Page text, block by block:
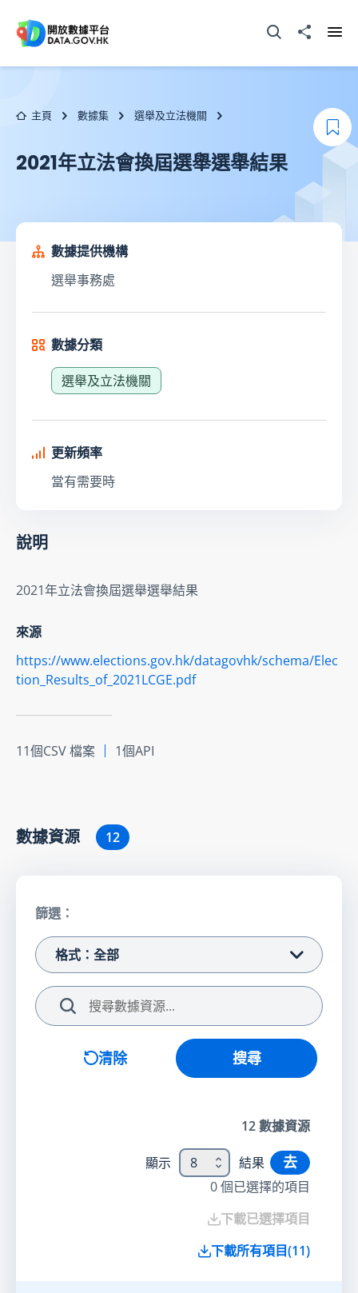
打開搜尋器分享至
主頁 數據集 選舉及立法機關
2021年立法會換屆選舉選舉結果
加
數據提供機構
選舉事務處
數據分類
選舉及立法機關
更新頻率
當有需要時
說明
2021年立法會換屆選舉選舉結果
來源
https://www.elections.gov.hk/datagovhk/schema/Elec
tion_Results_of_2021LCGE.pdf
11個CSV 檔案 1個API
數據資源 12
篩選：
格式：全部
清除 搜尋
12數據資源
顯示 8 結果 去
0個已選擇的項目
下載已選擇項目
下載所有項目(11)